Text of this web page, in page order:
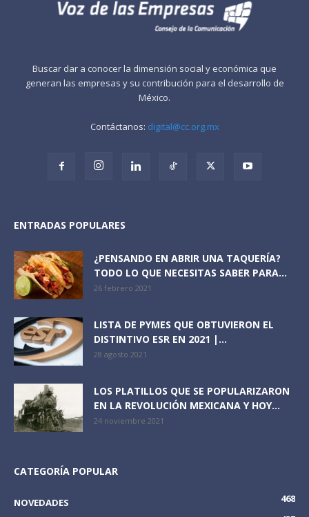
Buscar dar a conocer la dimensión social y económica que
generan las empresas y su contribución para el desarrollo de
México.
Contáctanos: digital@cc.org.mx
ENTRADAS POPULARES
¿PENSANDO EN ABRIR UNA TAQUERÍA?
TODO LO QUE NECESITAS SABER PARA...
26 febrero 2021
LISTA DE PYMES QUE OBTUVIERON EL
DISTINTIVO ESR EN 2021 |...
28 agosto 2021
LOS PLATILLOS QUE SE POPULARIZARON
EN LA REVOLUCIÓN MEXICANA Y HOY...
24 noviembre 2021
CATEGORÍA POPULAR
NOVEDADES
468